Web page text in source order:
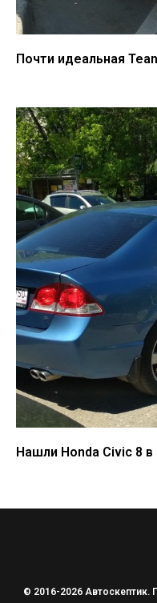
Почти идеальная
Нашли Honda Civic 8
© 2016-2026